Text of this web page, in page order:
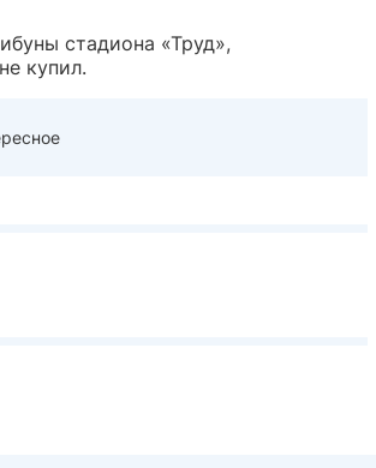
стадиона «Труд»,
купил.